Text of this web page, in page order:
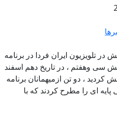
در تلویزیون ایران فردا در برنامه
سی وهفتم ، در تاریخ دهم اسفند
کردید ، دو تن ازمیهمانان برنامه
ای را مطرح کردند که با